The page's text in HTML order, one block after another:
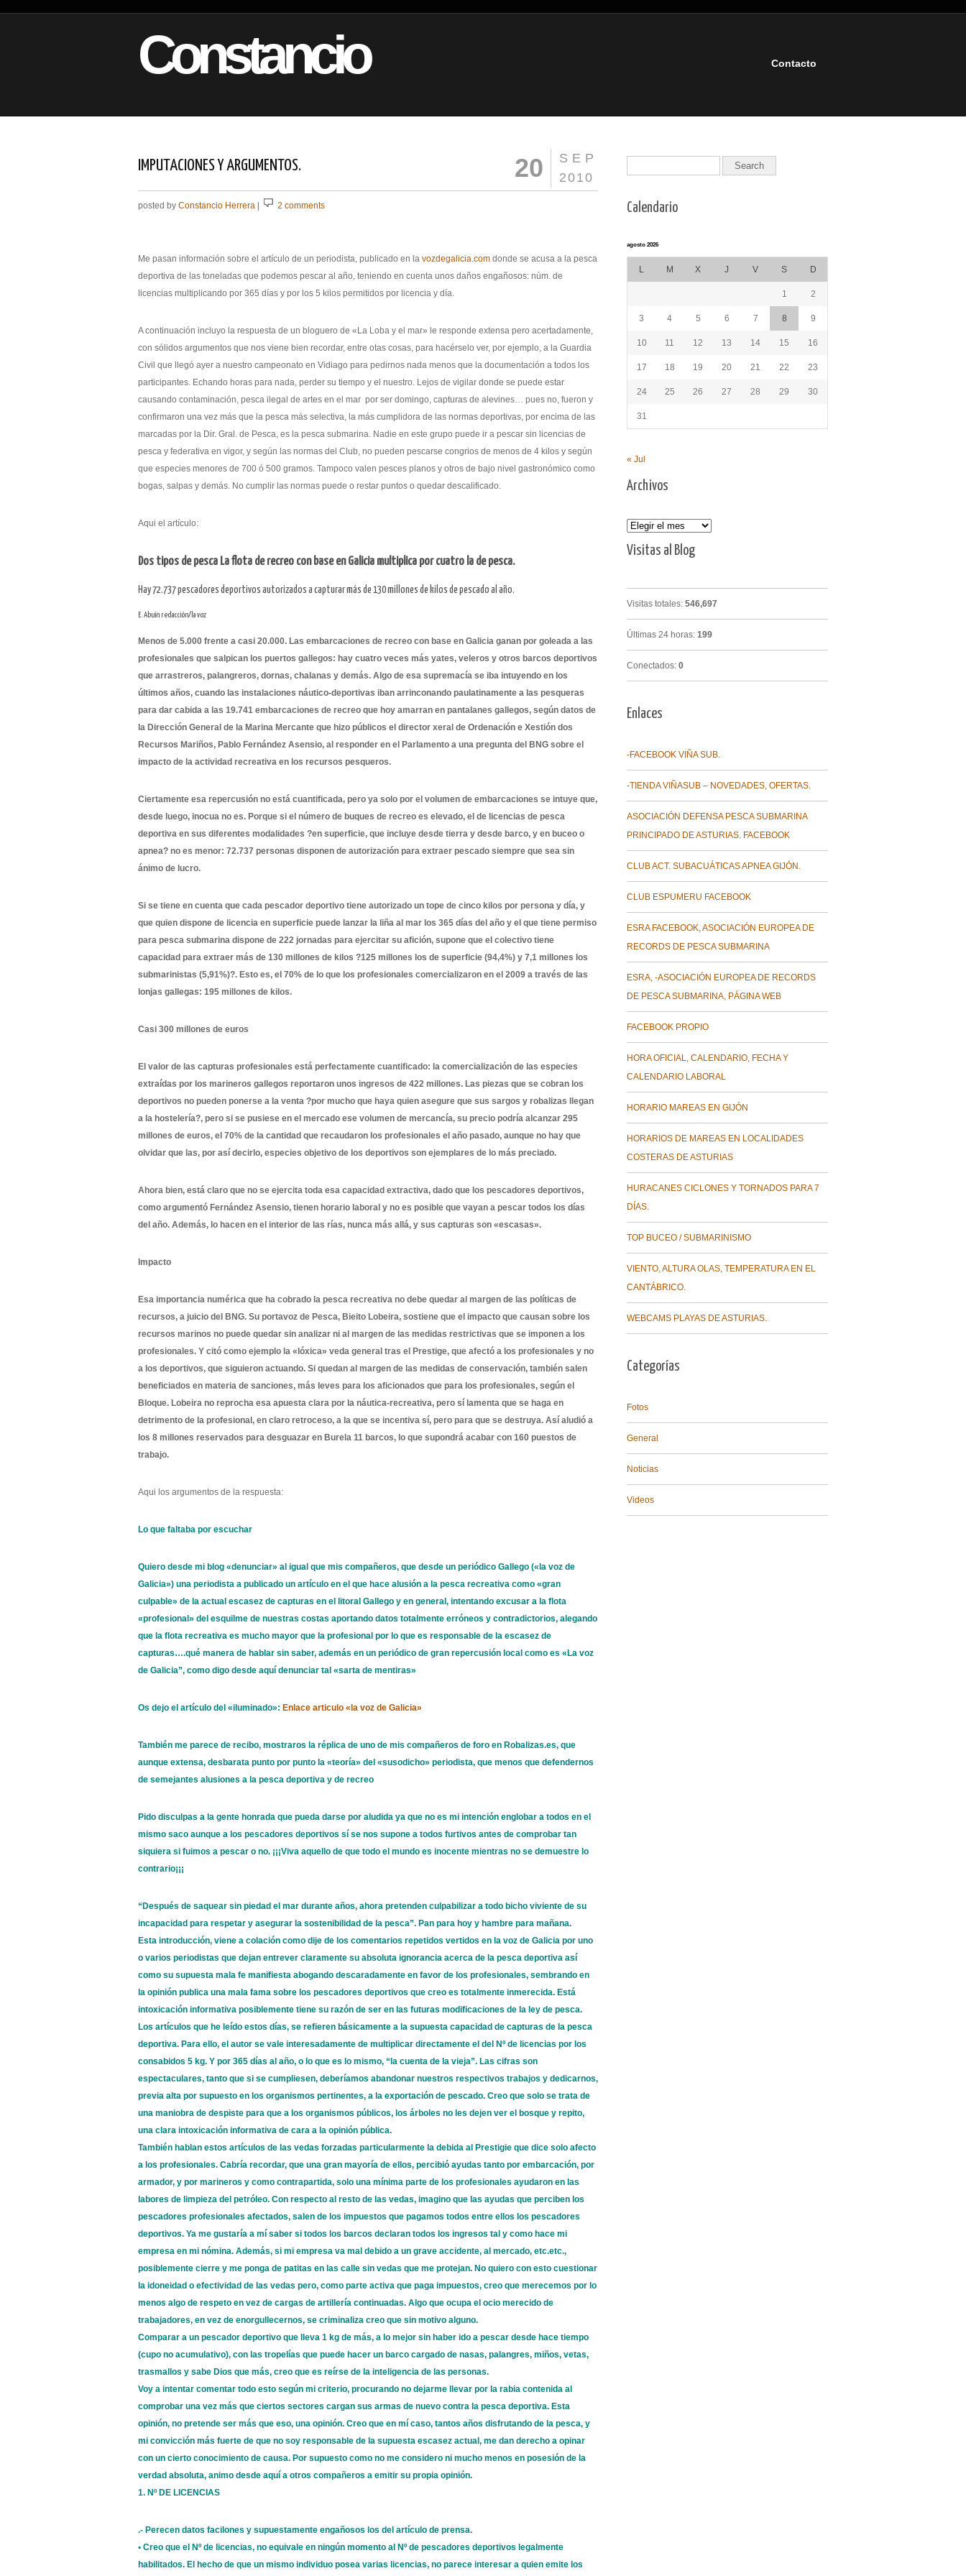
Constancio Contacto
IMPUTACIONES Y ARGUMENTOS.
SEP
2010
20
posted by Constancio Herrera 2 comments
Me pasan información sobre el artículo de un periodista, publicado en la vozdegalicia.com donde se acusa a la pesca
deportiva de las toneladas que podemos pescar al año, teniendo en cuenta unos daños engañosos: núm. de
licencias multiplicando por 365 días y por los 5 kilos permitidos por licencia y día.
A continuación incluyo la respuesta de un bloguero de «La Loba y el mar» le responde extensa pero acertadamente,
con sólidos argumentos que nos viene bien recordar, entre otas cosas, para hacérselo ver, por ejemplo, a la Guardia
Civil que llegó ayer a nuestro campeonato en Vidiago para pedirnos nada menos que la documentación a todos los
participantes. Echando horas para nada, perder su tiempo y el nuestro. Lejos de vigilar donde se puede estar
causando contaminación, pesca ilegal de artes en el mar por ser domingo, capturas de alevines… pues no, fueron y
confirmaron una vez más que la pesca más selectiva, la más cumplidora de las normas deportivas, por encima de las
marcadas por la Dir. Gral. de Pesca, es la pesca submarina. Nadie en este grupo puede ir a pescar sin licencias de
pesca y federativa en vigor, y según las normas del Club, no pueden pescarse congrios de menos de 4 kilos y según
que especies menores de 700 ó 500 gramos. Tampoco valen pesces planos y otros de bajo nivel gastronómico como
bogas, salpas y demás. No cumplir las normas puede o restar puntos o quedar descalificado.
Aqui el artículo:
Dos tipos de pesca La flota de recreo con base en Galicia multiplica por cuatro la de pesca.
Hay 72.737 pescadores deportivos autorizados a capturar más de 130 millones de kilos de pescado al año.
E. Abuín redacción/la voz
Menos de 5.000 frente a casi 20.000. Las embarcaciones de recreo con base en Galicia ganan por goleada a las
profesionales que salpican los puertos gallegos: hay cuatro veces más yates, veleros y otros barcos deportivos
que arrastreros, palangreros, dornas, chalanas y demás. Algo de esa supremacía se iba intuyendo en los
últimos años, cuando las instalaciones náutico-deportivas iban arrinconando paulatinamente a las pesqueras
para dar cabida a las 19.741 embarcaciones de recreo que hoy amarran en pantalanes gallegos, según datos de
la Dirección General de la Marina Mercante que hizo públicos el director xeral de Ordenación e Xestión dos
Recursos Mariños, Pablo Fernández Asensio, al responder en el Parlamento a una pregunta del BNG sobre el
impacto de la actividad recreativa en los recursos pesqueros.
Ciertamente esa repercusión no está cuantificada, pero ya solo por el volumen de embarcaciones se intuye que,
desde luego, inocua no es. Porque si el número de buques de recreo es elevado, el de licencias de pesca
deportiva en sus diferentes modalidades ?en superficie, que incluye desde tierra y desde barco, y en buceo o
apnea? no es menor: 72.737 personas disponen de autorización para extraer pescado siempre que sea sin
ánimo de lucro.
Si se tiene en cuenta que cada pescador deportivo tiene autorizado un tope de cinco kilos por persona y día, y
que quien dispone de licencia en superficie puede lanzar la liña al mar los 365 días del año y el que tiene permiso
para pesca submarina dispone de 222 jornadas para ejercitar su afición, supone que el colectivo tiene
capacidad para extraer más de 130 millones de kilos ?125 millones los de superficie (94,4%) y 7,1 millones los
submarinistas (5,91%)?. Esto es, el 70% de lo que los profesionales comercializaron en el 2009 a través de las
lonjas gallegas: 195 millones de kilos.
Casi 300 millones de euros
El valor de las capturas profesionales está perfectamente cuantificado: la comercialización de las especies
extraídas por los marineros gallegos reportaron unos ingresos de 422 millones. Las piezas que se cobran los
deportivos no pueden ponerse a la venta ?por mucho que haya quien asegure que sus sargos y robalizas llegan
a la hostelería?, pero si se pusiese en el mercado ese volumen de mercancía, su precio podría alcanzar 295
millones de euros, el 70% de la cantidad que recaudaron los profesionales el año pasado, aunque no hay que
olvidar que las, por así decirlo, especies objetivo de los deportivos son ejemplares de lo más preciado.
Ahora bien, está claro que no se ejercita toda esa capacidad extractiva, dado que los pescadores deportivos,
como argumentó Fernández Asensio, tienen horario laboral y no es posible que vayan a pescar todos los días
del año. Además, lo hacen en el interior de las rías, nunca más allá, y sus capturas son «escasas».
Impacto
Esa importancia numérica que ha cobrado la pesca recreativa no debe quedar al margen de las políticas de
recursos, a juicio del BNG. Su portavoz de Pesca, Bieito Lobeira, sostiene que el impacto que causan sobre los
recursos marinos no puede quedar sin analizar ni al margen de las medidas restrictivas que se imponen a los
profesionales. Y citó como ejemplo la «lóxica» veda general tras el Prestige, que afectó a los profesionales y no
a los deportivos, que siguieron actuando. Si quedan al margen de las medidas de conservación, también salen
beneficiados en materia de sanciones, más leves para los aficionados que para los profesionales, según el
Bloque. Lobeira no reprocha esa apuesta clara por la náutica-recreativa, pero sí lamenta que se haga en
detrimento de la profesional, en claro retroceso, a la que se incentiva sí, pero para que se destruya. Así aludió a
los 8 millones reservados para desguazar en Burela 11 barcos, lo que supondrá acabar con 160 puestos de
trabajo.
Aqui los argumentos de la respuesta:
Lo que faltaba por escuchar
Quiero desde mi blog «denunciar» al igual que mis compañeros, que desde un periódico Gallego («la voz de
Galicia») una periodista a publicado un artículo en el que hace alusión a la pesca recreativa como «gran
culpable» de la actual escasez de capturas en el litoral Gallego y en general, intentando excusar a la flota
«profesional» del esquilme de nuestras costas aportando datos totalmente erróneos y contradictorios, alegando
que la flota recreativa es mucho mayor que la profesional por lo que es responsable de la escasez de
capturas….qué manera de hablar sin saber, además en un periódico de gran repercusión local como es «La voz
de Galicia”, como digo desde aquí denunciar tal «sarta de mentiras»
Os dejo el artículo del «iluminado»: Enlace articulo «la voz de Galicia»
También me parece de recibo, mostraros la réplica de uno de mis compañeros de foro en Robalizas.es, que
aunque extensa, desbarata punto por punto la «teoría» del «susodicho» periodista, que menos que defendernos
de semejantes alusiones a la pesca deportiva y de recreo
Pido disculpas a la gente honrada que pueda darse por aludida ya que no es mi intención englobar a todos en el
mismo saco aunque a los pescadores deportivos sí se nos supone a todos furtivos antes de comprobar tan
siquiera si fuimos a pescar o no. ¡¡¡Viva aquello de que todo el mundo es inocente mientras no se demuestre lo
contrario¡¡¡
“Después de saquear sin piedad el mar durante años, ahora pretenden culpabilizar a todo bicho viviente de su
incapacidad para respetar y asegurar la sostenibilidad de la pesca”. Pan para hoy y hambre para mañana.
Esta introducción, viene a colación como dije de los comentarios repetidos vertidos en la voz de Galicia por uno
o varios periodistas que dejan entrever claramente su absoluta ignorancia acerca de la pesca deportiva así
como su supuesta mala fe manifiesta abogando descaradamente en favor de los profesionales, sembrando en
la opinión publica una mala fama sobre los pescadores deportivos que creo es totalmente inmerecida. Está
intoxicación informativa posiblemente tiene su razón de ser en las futuras modificaciones de la ley de pesca.
Los artículos que he leído estos días, se refieren básicamente a la supuesta capacidad de capturas de la pesca
deportiva. Para ello, el autor se vale interesadamente de multiplicar directamente el del Nº de licencias por los
consabidos 5 kg. Y por 365 días al año, o lo que es lo mismo, “la cuenta de la vieja”. Las cifras son
espectaculares, tanto que si se cumpliesen, deberíamos abandonar nuestros respectivos trabajos y dedicarnos,
previa alta por supuesto en los organismos pertinentes, a la exportación de pescado. Creo que solo se trata de
una maniobra de despiste para que a los organismos públicos, los árboles no les dejen ver el bosque y repito,
una clara intoxicación informativa de cara a la opinión pública.
También hablan estos artículos de las vedas forzadas particularmente la debida al Prestigie que dice solo afecto
a los profesionales. Cabría recordar, que una gran mayoría de ellos, percibió ayudas tanto por embarcación, por
armador, y por marineros y como contrapartida, solo una mínima parte de los profesionales ayudaron en las
labores de limpieza del petróleo. Con respecto al resto de las vedas, imagino que las ayudas que perciben los
pescadores profesionales afectados, salen de los impuestos que pagamos todos entre ellos los pescadores
deportivos. Ya me gustaría a mí saber si todos los barcos declaran todos los ingresos tal y como hace mi
empresa en mi nómina. Además, si mi empresa va mal debido a un grave accidente, al mercado, etc.etc.,
posiblemente cierre y me ponga de patitas en las calle sin vedas que me protejan. No quiero con esto cuestionar
la idoneidad o efectividad de las vedas pero, como parte activa que paga impuestos, creo que merecemos por lo
menos algo de respeto en vez de cargas de artillería continuadas. Algo que ocupa el ocio merecido de
trabajadores, en vez de enorgullecernos, se criminaliza creo que sin motivo alguno.
Comparar a un pescador deportivo que lleva 1 kg de más, a lo mejor sin haber ido a pescar desde hace tiempo
(cupo no acumulativo), con las tropelías que puede hacer un barco cargado de nasas, palangres, miños, vetas,
trasmallos y sabe Dios que más, creo que es reírse de la inteligencia de las personas.
Voy a intentar comentar todo esto según mi criterio, procurando no dejarme llevar por la rabia contenida al
comprobar una vez más que ciertos sectores cargan sus armas de nuevo contra la pesca deportiva. Esta
opinión, no pretende ser más que eso, una opinión. Creo que en mí caso, tantos años disfrutando de la pesca, y
mi convicción más fuerte de que no soy responsable de la supuesta escasez actual, me dan derecho a opinar
con un cierto conocimiento de causa. Por supuesto como no me considero ni mucho menos en posesión de la
verdad absoluta, animo desde aquí a otros compañeros a emitir su propia opinión.
1. Nº DE LICENCIAS
.- Perecen datos facilones y supuestamente engañosos los del artículo de prensa.
• Creo que el Nº de licencias, no equivale en ningún momento al Nº de pescadores deportivos legalmente
habilitados. El hecho de que un mismo individuo posea varias licencias, no parece interesar a quien emite los
Calendario
agosto 2026
L M X J V S D
1 2
3 4 5 6 7 8 9
10 11 12 13 14 15 16
17 18 19 20 21 22 23
24 25 26 27 28 29 30
31
« Jul
Archivos
Archivos
Visitas al Blog
Visitas totales: 546,697
Últimas 24 horas: 199
Conectados: 0
Enlaces
-FACEBOOK VIÑA SUB.
-TIENDA VIÑASUB – NOVEDADES, OFERTAS.
ASOCIACIÓN DEFENSA PESCA SUBMARINA
PRINCIPADO DE ASTURIAS. FACEBOOK
CLUB ACT. SUBACUÁTICAS APNEA GIJÓN.
CLUB ESPUMERU FACEBOOK
ESRA FACEBOOK, ASOCIACIÓN EUROPEA DE
RECORDS DE PESCA SUBMARINA
ESRA, -ASOCIACIÓN EUROPEA DE RECORDS
DE PESCA SUBMARINA, PÁGINA WEB
FACEBOOK PROPIO
HORA OFICIAL, CALENDARIO, FECHA Y
CALENDARIO LABORAL
HORARIO MAREAS EN GIJÓN
HORARIOS DE MAREAS EN LOCALIDADES
COSTERAS DE ASTURIAS
HURACANES CICLONES Y TORNADOS PARA 7
DÍAS.
TOP BUCEO / SUBMARINISMO
VIENTO, ALTURA OLAS, TEMPERATURA EN EL
CANTÁBRICO.
WEBCAMS PLAYAS DE ASTURIAS.
Categorías
Fotos
General
Noticias
Videos